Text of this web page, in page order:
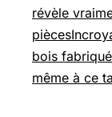
révèle
pièces
bois
même à ce